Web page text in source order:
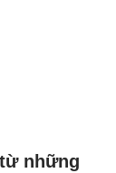
những